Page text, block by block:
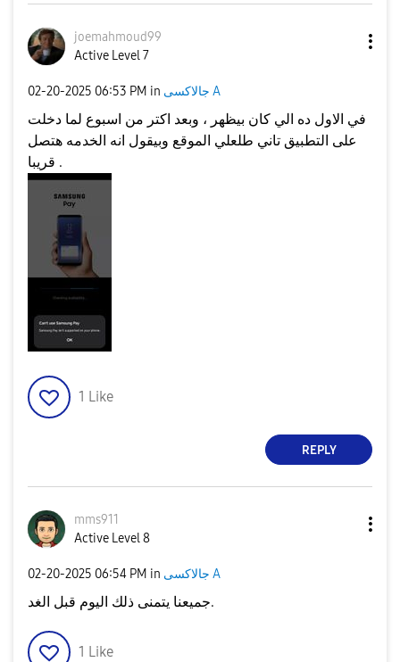
joemahmoud99
Active Level 7
‎02-20-2025 06:53 PM in جالاكسى A
في الاول ده الي كان بيظهر ، وبعد اكتر من اسبوع لما دخلت
على التطبيق تاني طلعلي الموقع وبيقول انه الخدمه هتصل
قريبا .
1 Like
REPLY
mms911
Active Level 8
‎02-20-2025 06:54 PM in جالاكسى A
جميعنا يتمنى ذلك اليوم قبل الغد.
1 Like